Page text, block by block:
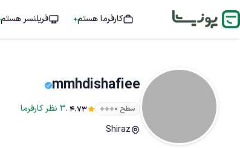
کارفرما هستم فریلنسر هستم
mmhdishafiee
سطح ۰ 4.73
.
3 نظر کارفرما
Shiraz